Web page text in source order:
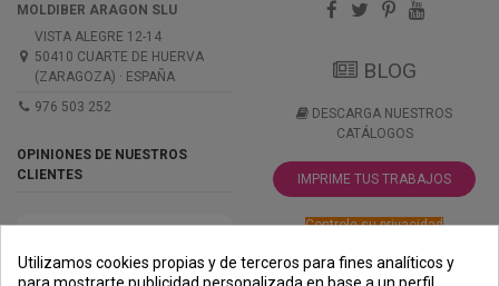
MOLDIBER ARAGON SLU
VISTA ALEGRE 12-14
50410 CUARTE DE HUERVA
(ZARAGOZA) · ESPAÑA
976 503 252
OPINIONES DE NUESTROS
CLIENTES
BLOG
DESCARGA NUESTROS
CATÁLOGOS
IMPRIME TUS TRABAJOS
Controle su privacidad
Utilizamos cookies propias y de terceros para fines analíticos y
para mostrarte publicidad personalizada en base a un perfil